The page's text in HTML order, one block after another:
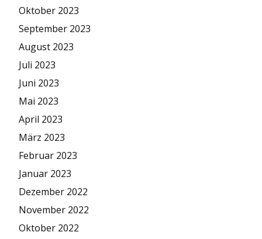
Oktober 2023
September 2023
August 2023
Juli 2023
Juni 2023
Mai 2023
April 2023
März 2023
Februar 2023
Januar 2023
Dezember 2022
November 2022
Oktober 2022